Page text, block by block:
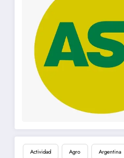
Actividad Agro Argentina